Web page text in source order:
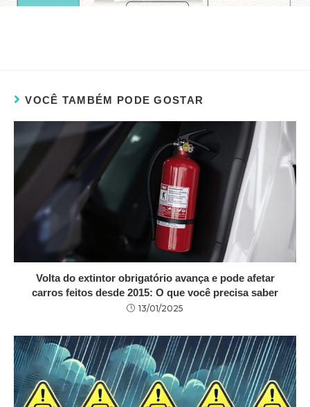
VOCÊ TAMBÉM PODE GOSTAR
Volta do extintor obrigatório avança e pode afetar
carros feitos desde 2015: O que você precisa saber
13/01/2025